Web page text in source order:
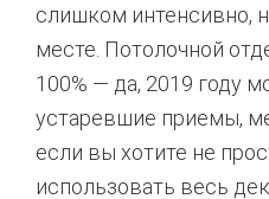
слишком интенсивно,
месте. Потолочной
100% — да, 2019 году
устаревшие приемы,
если вы хотите не
использовать весь